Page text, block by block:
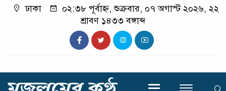
ঢাকা
০২:৩৮ পূর্বাহ্ন, শুক্রবার, ০৭ অগাস্ট ২০২৬, ২২
শ্রাবণ ১৪৩৩ বঙ্গাব্দ